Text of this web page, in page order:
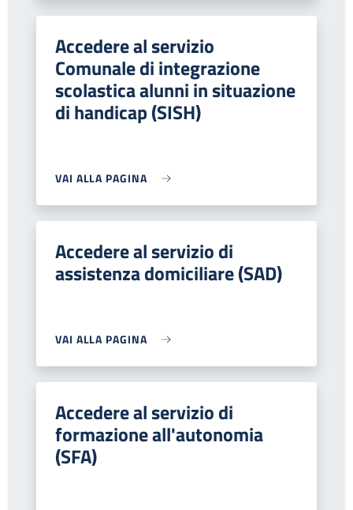
Accedere al servizio
Comunale di integrazione
scolastica alunni in situazione
di handicap (SISH)
VAI ALLA PAGINA
Accedere al servizio di
assistenza domiciliare (SAD)
VAI ALLA PAGINA
Accedere al servizio di
formazione all'autonomia
(SFA)